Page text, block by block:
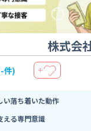
株式会
件) ＋
い落ち着いた動作
える専門意識